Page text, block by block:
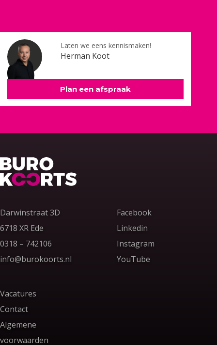
Herman Koot
Laten we eens kennismaken!
Plan een afspraak
Terug naar home
Darwinstraat 3D
6718 XR Ede
Bel ons op
0318 – 742106
Stuur ons een e-mail
info@burokoorts.nl
Facebook
Linkedin
Instagram
YouTube
Vacatures
Contact
Algemene
voorwaarden